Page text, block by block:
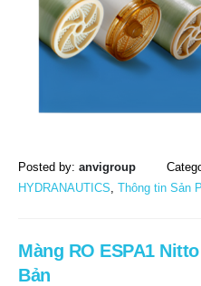
Posted by: anvigroup
HYDRANAUTICS Thông tin Sản
Màng RO ESPA1
Bản